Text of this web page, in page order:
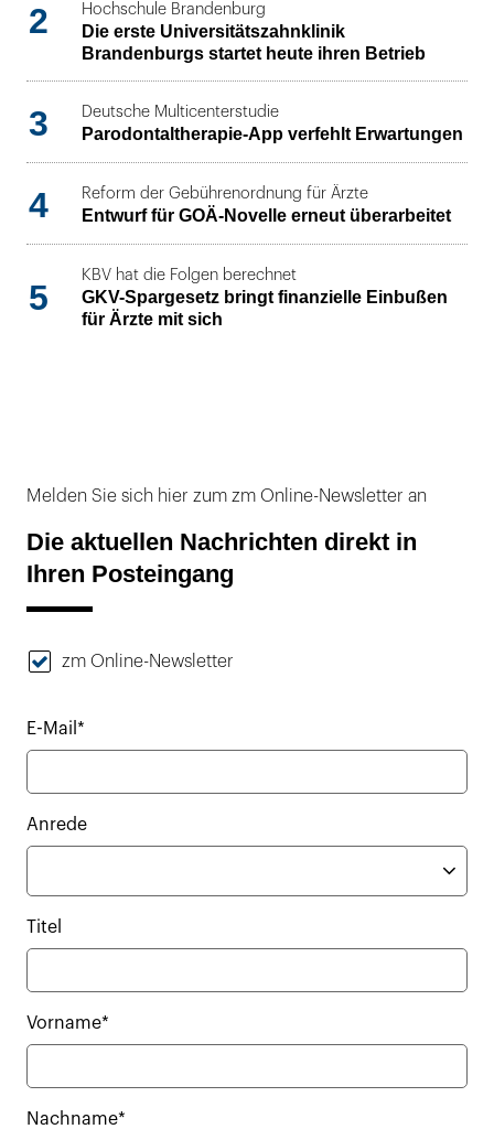
2 Hochschule Brandenburg
Die erste Universitätszahnklinik
Brandenburgs startet heute ihren Betrieb
3 Deutsche Multicenterstudie
Parodontaltherapie-App verfehlt Erwartungen
4 Reform der Gebührenordnung für Ärzte
Entwurf für GOÄ-Novelle erneut überarbeitet
5
KBV hat die Folgen berechnet
GKV-Spargesetz bringt finanzielle Einbußen
für Ärzte mit sich
Melden Sie sich hier zum zm Online-Newsletter an
Die aktuellen Nachrichten direkt in
Ihren Posteingang
zm Online-Newsletter
E-Mail*
Anrede
Titel
Vorname*
Nachname*